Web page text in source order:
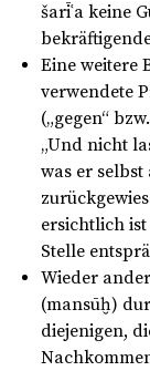
šarīʿa keine
Eine weitere
verwendete
(„gegen“
„Und nicht
was er selbst
ersichtlich
Stelle
Wieder
(mansūḫ)
diejenigen,